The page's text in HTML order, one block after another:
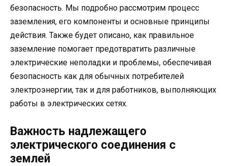
безопасность. Мы подробно рассмотрим процесс
заземления, его компоненты и основные принципы
действия. Также будет описано, как правильное
заземление помогает предотвратить различные
электрические неполадки и проблемы, обеспечивая
безопасность как для обычных потребителей
электроэнергии, так и для работников, выполняющих
работы в электрических сетях.
Важность надлежащего
электрического соединения с
землей